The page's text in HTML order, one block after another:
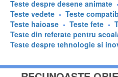
Teste despre desene animate
Teste vedete
Teste
Teste haioase
Teste fete
Teste din referate pentru
Teste despre tehnologie si